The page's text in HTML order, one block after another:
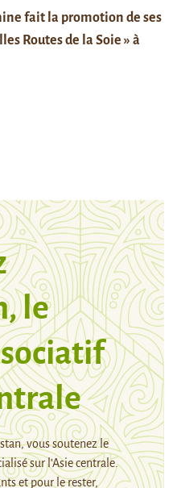
fait la promotion de ses
Routes de la Soie » à
le
vous soutenez le
sur l’Asie centrale.
et pour le rester,